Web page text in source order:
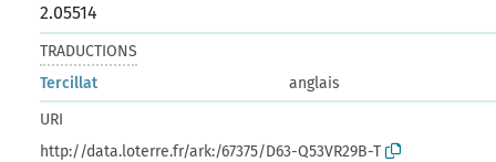
2.05514
TRADUCTIONS
Tercillat
anglais
URI
http://data.loterre.fr/ark:/67375/D63-Q53VR29B-T